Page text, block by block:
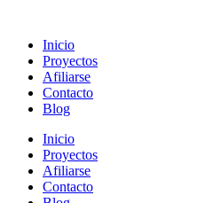
contenido
Inicio
Proyectos
Afiliarse
Contacto
Blog
Inicio
Proyectos
Afiliarse
Contacto